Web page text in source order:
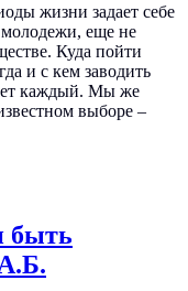
жизни задает себе
молодежи, еще не
Куда пойти
и с кем заводить
каждый. Мы же
выборе –
быть